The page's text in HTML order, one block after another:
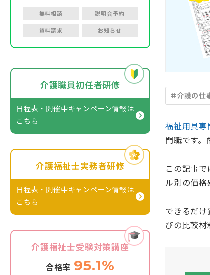
無料相談 説明会予約
資料請求 お知らせ
介護職員初任者研修
日程表・開催中キャンペーン情報 は
こちら
介護福祉士実務者研修
日程表・開催中キャンペーン情報 は
こちら
介護福祉士受験対策講座
合格率 95.1%
#介護の仕
福祉用具専
門職です
この記事
ル別の価格
できるだ
びの比較材